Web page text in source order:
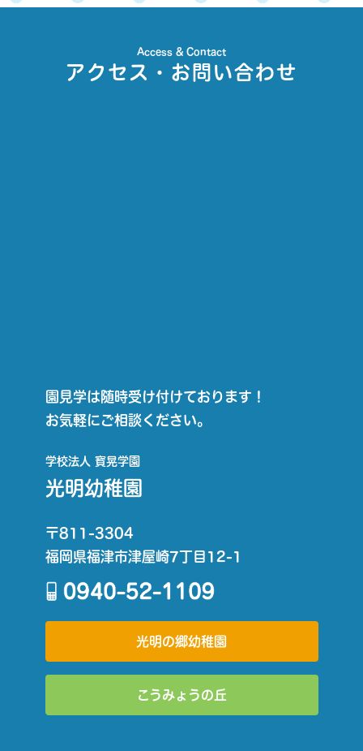
Access & Contact
アクセス・お問い合わせ
園見学は随時受け付けております！
お気軽にご相談ください。
学校法人 寳晃学園
光明幼稚園
〒811-3304
福岡県福津市津屋崎7丁目12-1
光明の郷幼稚園
こうみょうの丘